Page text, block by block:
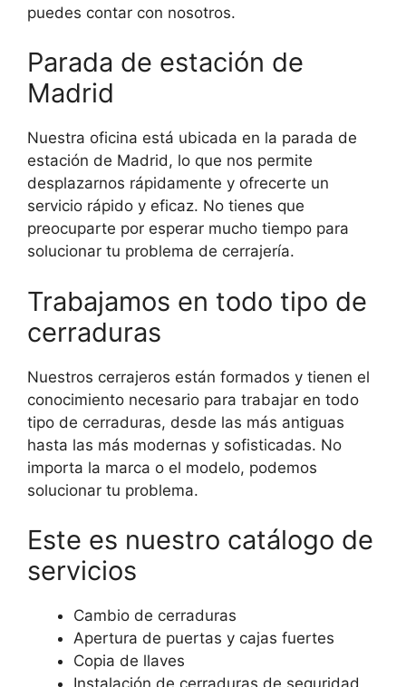
puedes contar con nosotros.
Parada de estación de
Madrid
Nuestra oficina está ubicada en la parada de
estación de Madrid, lo que nos permite
desplazarnos rápidamente y ofrecerte un
servicio rápido y eficaz. No tienes que
preocuparte por esperar mucho tiempo para
solucionar tu problema de cerrajería.
Trabajamos en todo tipo de
cerraduras
Nuestros cerrajeros están formados y tienen el
conocimiento necesario para trabajar en todo
tipo de cerraduras, desde las más antiguas
hasta las más modernas y sofisticadas. No
importa la marca o el modelo, podemos
solucionar tu problema.
Este es nuestro catálogo de
servicios
Cambio de cerraduras
Apertura de puertas y cajas fuertes
Copia de llaves